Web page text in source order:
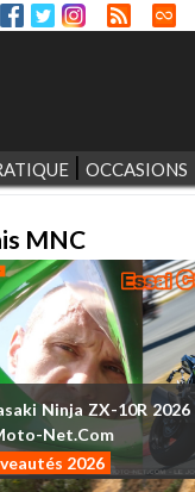
OCCASIONS
MNC
Ninja ZX-10R 2026
Net.Com
2026